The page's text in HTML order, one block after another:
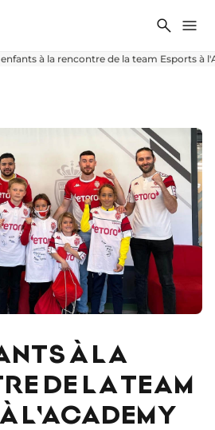
à la rencontre de la team Esports à
À LA
DE LA TEAM
L'ACADEMY